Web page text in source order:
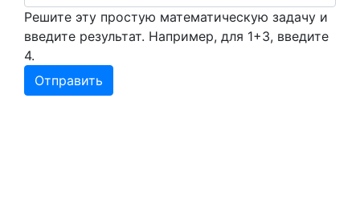
Решите эту простую математическую задачу и
введите результат. Например, для 1+3, введите
4.